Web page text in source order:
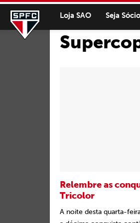
Loja SAO Seja
Relembre as
Tricolor
A noite desta quarta-